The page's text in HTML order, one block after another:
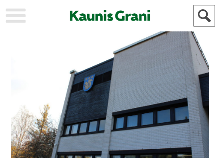
AKTUELLT
IDROTT
KULTUR
HISTORIA
HISTORIA
YLEINEN
ALLMÄN
MAINOSTAJILLE
FÖR
ANNONSÖRER